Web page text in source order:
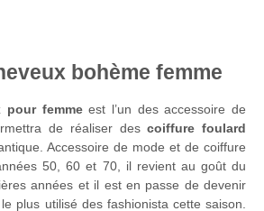
bohème femme
pour femmeest l’un des accessoire de
de réaliser descoiffure foulard
Accessoire de mode et de coiffure
50, 60 et 70, il revient au goût du
années et il est en passe de devenir
plus utilisé des fashionista cette saison.